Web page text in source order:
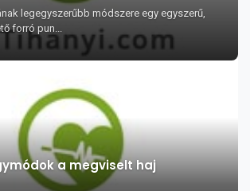
legegyszerűbb módszere egy egyszerű,
forró pun...
a megviselt haj